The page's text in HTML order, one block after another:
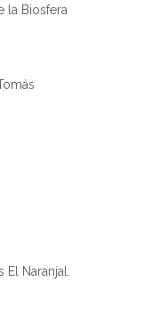
la Biosfera
Naranjal.